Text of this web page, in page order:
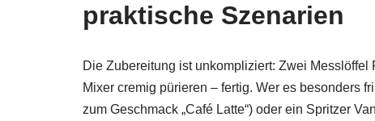
praktische Szenarien
Die Zubereitung ist unkompliziert: Zwei
Mixer cremig pürieren – fertig. Wer es besonders
zum Geschmack „Café Latte“) oder ein Spritzer